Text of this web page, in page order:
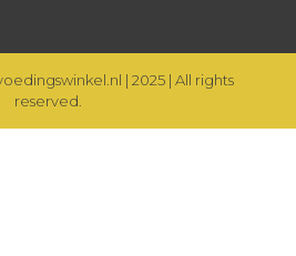
| 2025 | All rights
reserved.